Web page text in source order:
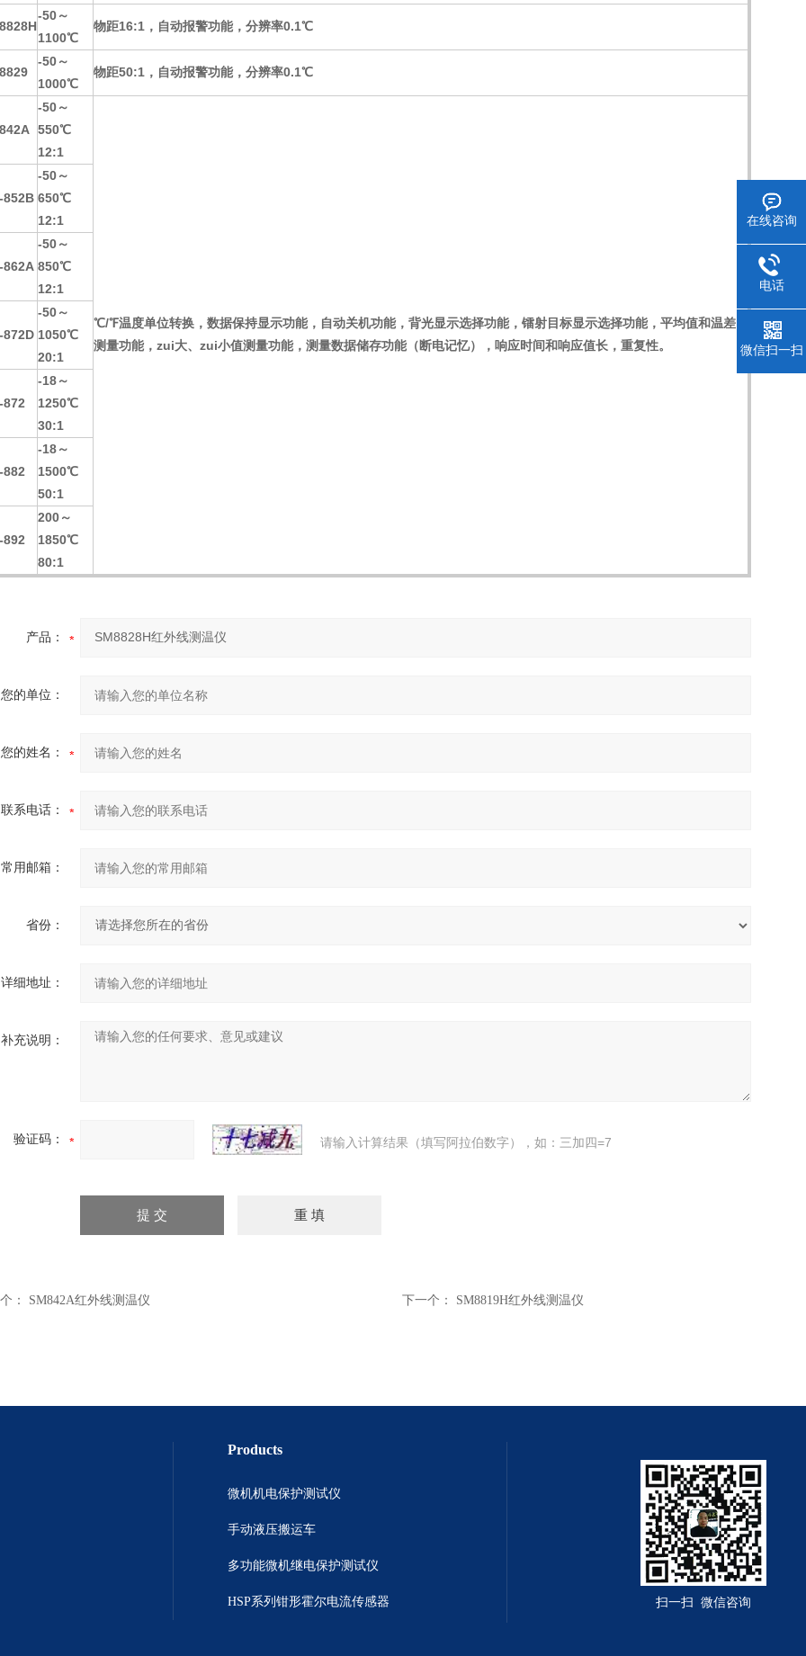
-50～
1100℃
物距16:1，自动报警功能，分辨率0.1℃
-50～
1000℃
物距50:1，自动报警功能，分辨率0.1℃
-50～
550℃
12:1
℃/℉温度单位转换，数据保持显示功能，自动关机功能，背光显示选择功能，镭射目标显示选择功能，平均值和温差
测量功能，zui大、zui小值测量功能，测量数据储存功能（断电记忆），响应时间和响应值长，重复性。
852B
-50～
650℃
12:1
862A
-50～
850℃
12:1
872D
-50～
1050℃
20:1
872
-18～
1250℃
30:1
882
-18～
1500℃
50:1
892
200～
1850℃
80:1
产品：
您的单位：
您的姓名：
联系电话：
常用邮箱：
省份：
详细地址：
补充说明：
验证码： 请输入计算结果（填写阿拉伯数字），如：三加四=7
： SM842A红外线测温仪 下一个： SM8819H红外线测温仪
Products
微机机电保护测试仪
手动液压搬运车
多功能微机继电保护测试仪
HSP系列钳形霍尔电流传感器 扫一扫 微信咨询
在线咨询
电话
微信扫一扫